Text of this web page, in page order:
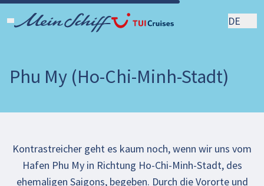
DE
Phu My (Ho-Chi-Minh-Stadt)
Kontrastreicher geht es kaum noch, wenn wir uns vom
Hafen Phu My in Richtung Ho-Chi-Minh-Stadt, des
ehemaligen Saigons, begeben. Durch die Vororte und